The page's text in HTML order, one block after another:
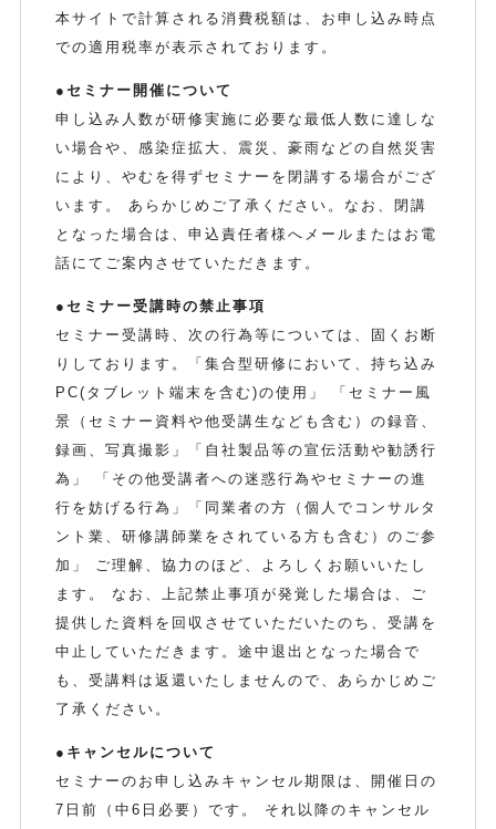
本サイトで計算される消費税額は、お申し込み時点
での適用税率が表示されております。
●セミナー開催について
申し込み人数が研修実施に必要な最低人数に達しな
い場合や、感染症拡大、震災、豪雨などの自然災害
により、やむを得ずセミナーを閉講する場合がござ
います。 あらかじめご了承ください。なお、閉講
となった場合は、申込責任者様へメールまたはお電
話にてご案内させていただきます。
●セミナー受講時の禁止事項
セミナー受講時、次の行為等については、固くお断
りしております。「集合型研修において、持ち込み
PC(タブレット端末を含む)の使用」 「セミナー風
景（セミナー資料や他受講生なども含む）の録音、
録画、写真撮影」「自社製品等の宣伝活動や勧誘行
為」 「その他受講者への迷惑行為やセミナーの進
行を妨げる行為」「同業者の方（個人でコンサルタ
ント業、研修講師業をされている方も含む）のご参
加」 ご理解、協力のほど、よろしくお願いいたし
ます。 なお、上記禁止事項が発覚した場合は、ご
提供した資料を回収させていただいたのち、受講を
中止していただきます。途中退出となった場合で
も、受講料は返還いたしませんので、あらかじめご
了承ください。
●キャンセルについて
セミナーのお申し込みキャンセル期限は、開催日の
7日前（中6日必要）です。 それ以降のキャンセル